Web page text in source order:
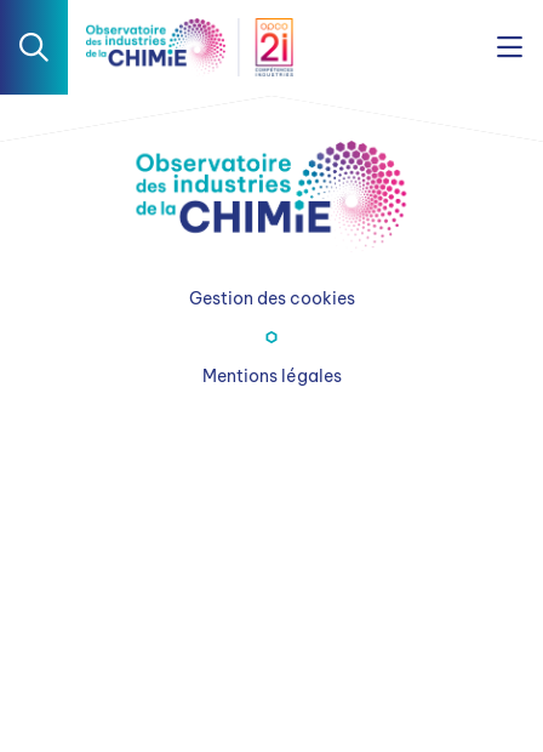
Gestion des cookies
Mentions légales